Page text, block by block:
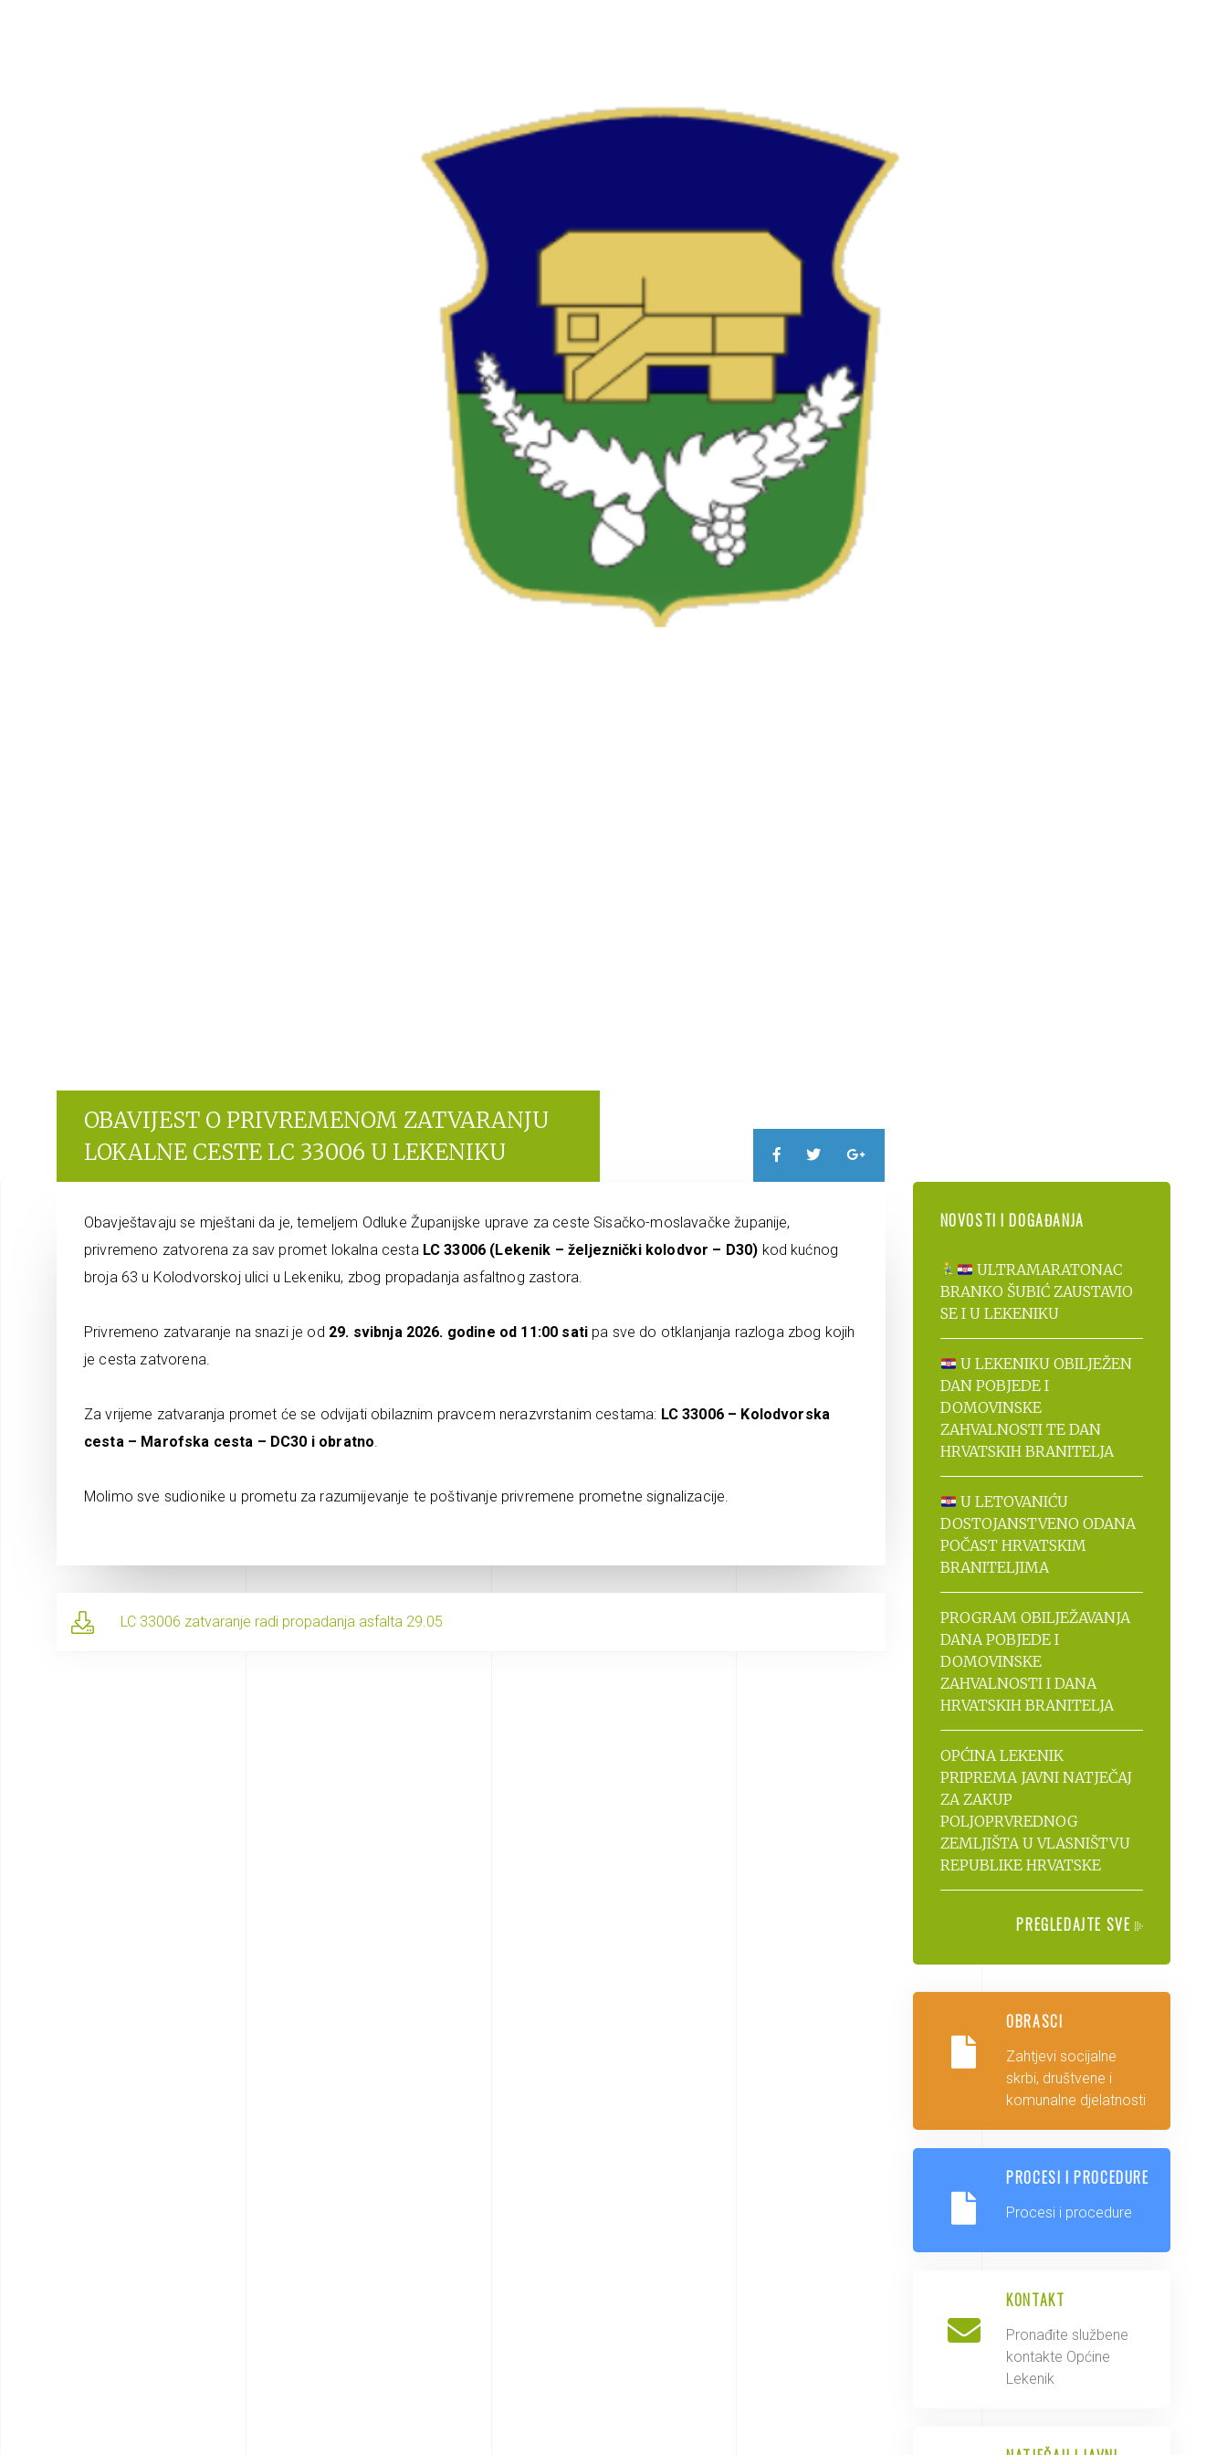
OBAVIJEST O PRIVREMENOM ZATVARANJU
LOKALNE CESTE LC 33006 U LEKENIKU
Obavještavaju se mještani da je, temeljem Odluke Županijske uprave za ceste Sisačko-moslavačke županije,
privremeno zatvorena za sav promet lokalna cesta LC 33006 (Lekenik – željeznički kolodvor – D30) kod kućnog
broja 63 u Kolodvorskoj ulici u Lekeniku, zbog propadanja asfaltnog zastora.
Privremeno zatvaranje na snazi je od 29. svibnja 2026. godine od 11:00 sati pa sve do otklanjanja razloga zbog kojih
je cesta zatvorena.
Za vrijeme zatvaranja promet će se odvijati obilaznim pravcem nerazvrstanim cestama: LC 33006 – Kolodvorska
cesta – Marofska cesta – DC30 i obratno.
Molimo sve sudionike u prometu za razumijevanje te poštivanje privremene prometne signalizacije.
LC 33006 zatvaranje radi propadanja asfalta 29.05
NOVOSTI I DOGAĐANJA
ULTRAMARATONAC
BRANKO ŠUBIĆ ZAUSTAVIO
SE I U LEKENIKU
U LEKENIKU OBILJEŽEN
DAN POBJEDE I
DOMOVINSKE
ZAHVALNOSTI TE DAN
HRVATSKIH BRANITELJA
U LETOVANIĆU
DOSTOJANSTVENO ODANA
POČAST HRVATSKIM
BRANITELJIMA
PROGRAM OBILJEŽAVANJA
DANA POBJEDE I
DOMOVINSKE
ZAHVALNOSTI I DANA
HRVATSKIH BRANITELJA
OPĆINA LEKENIK
PRIPREMA JAVNI NATJEČAJ
ZA ZAKUP
POLJOPRVREDNOG
ZEMLJIŠTA U VLASNIŠTVU
REPUBLIKE HRVATSKE
PREGLEDAJTE SVE
OBRASCI
Zahtjevi socijalne
skrbi, društvene i
komunalne djelatnosti
PROCESI I PROCEDURE
Procesi i procedure
KONTAKT
Pronađite službene
kontakte Općine
Lekenik